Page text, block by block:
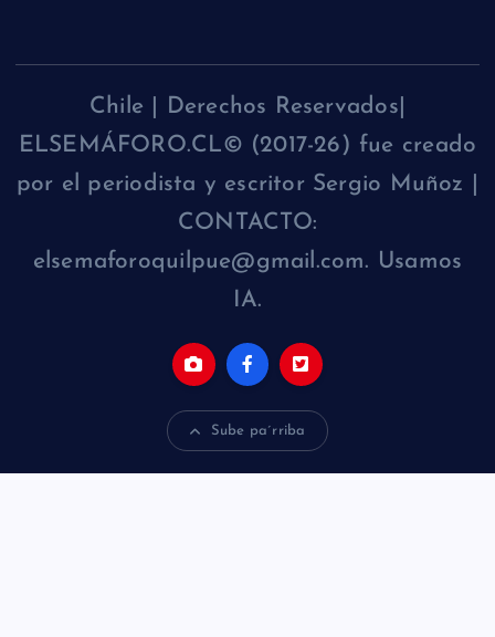
Chile | Derechos Reservados|
ELSEMÁFORO.CL© (2017-26) fue creado
por el periodista y escritor Sergio Muñoz |
CONTACTO:
elsemaforoquilpue@gmail.com. Usamos
IA.
Sube pa´rriba